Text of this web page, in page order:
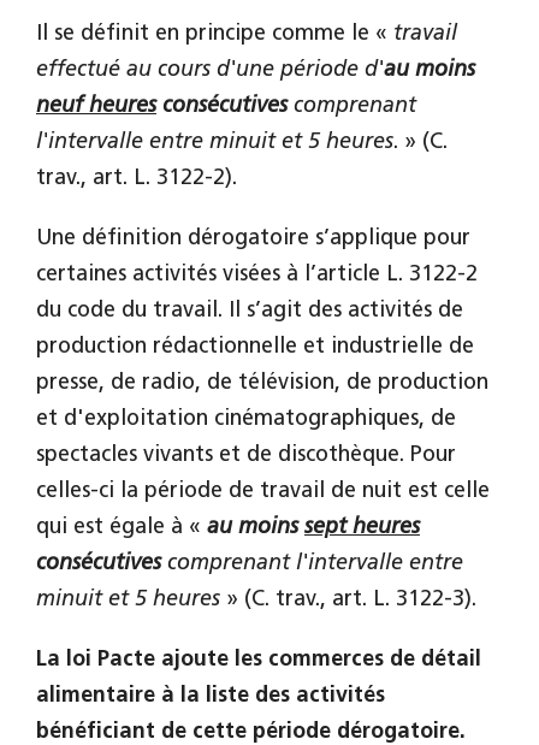
Il se définit en principe comme le « travail
effectué au cours d'une période d'au moins
neuf heuresconsécutivescomprenant
l'intervalle entre minuit et 5 heures. » (C.
trav., art. L. 3122-2).
Une définition dérogatoire s’applique pour
certaines activités visées à l’article L. 3122-2
du code du travail. Il s’agit des activités de
production rédactionnelle et industrielle de
presse, de radio, de télévision, de production
et d'exploitation cinématographiques, de
spectacles vivants et de discothèque. Pour
celles-ci la période de travail de nuit est celle
qui est égale à « au moins sept heures
consécutivescomprenant l'intervalle entre
minuit et 5 heures » (C. trav., art. L. 3122-3).
La loi Pacte ajoute les commerces de détail
alimentaire à la liste des activités
bénéficiant de cette période dérogatoire.